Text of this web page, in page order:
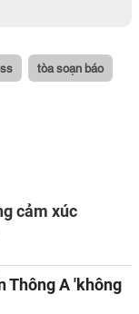
tòa soạn báo
cảm xúc
Thông A 'không